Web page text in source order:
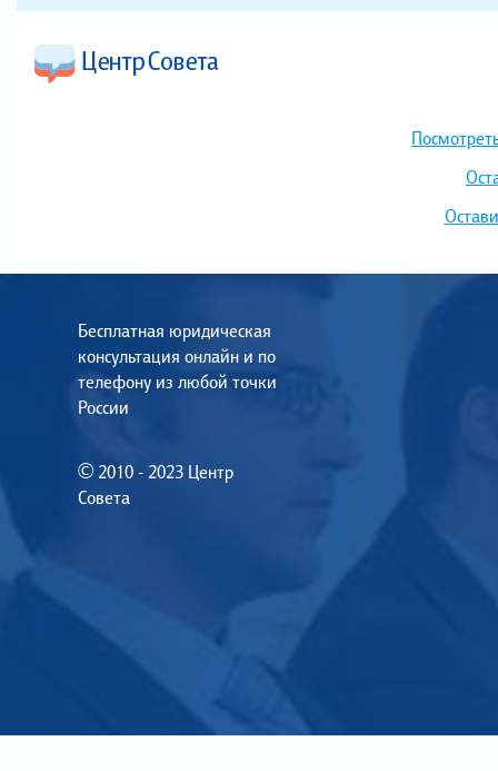
Бесплатная юридическая
консультация онлайн и по
телефону из любой точки
России
© 2010 - 2023 Центр
Совета